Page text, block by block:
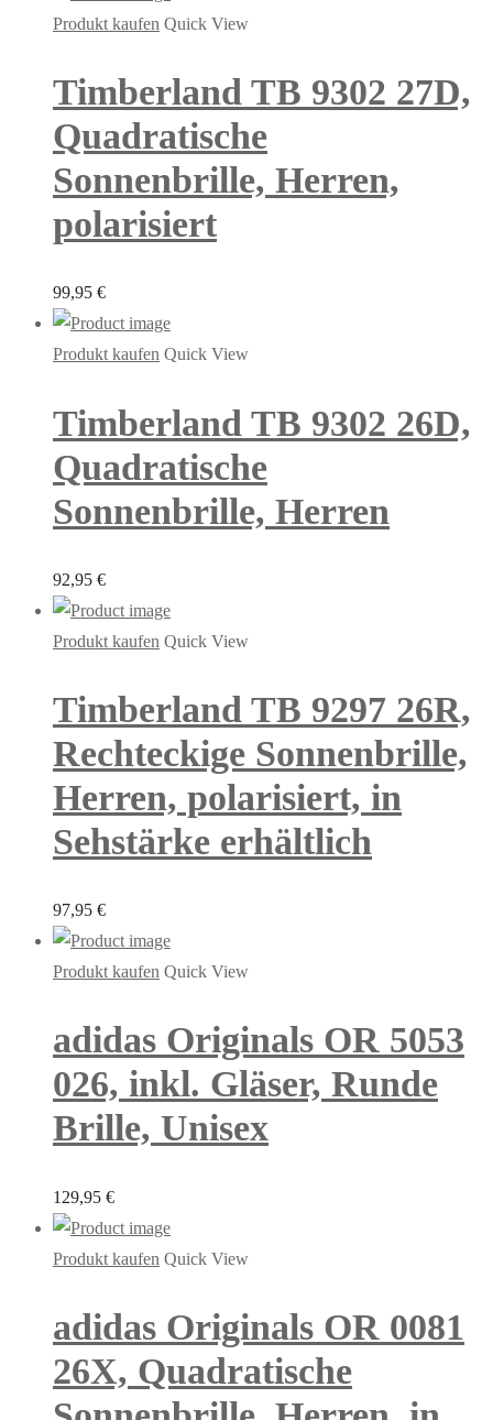
Produkt kaufen Quick View
Timberland TB 9302 27D,
Quadratische
Sonnenbrille, Herren,
polarisiert
99,95 €
Produkt kaufen Quick View
Timberland TB 9302 26D,
Quadratische
Sonnenbrille, Herren
92,95 €
Produkt kaufen Quick View
Timberland TB 9297 26R,
Rechteckige Sonnenbrille,
Herren, polarisiert, in
Sehstärke erhältlich
97,95 €
Produkt kaufen Quick View
adidas Originals OR 5053
026, inkl. Gläser, Runde
Brille, Unisex
129,95 €
Produkt kaufen Quick View
adidas Originals OR 0081
26X, Quadratische